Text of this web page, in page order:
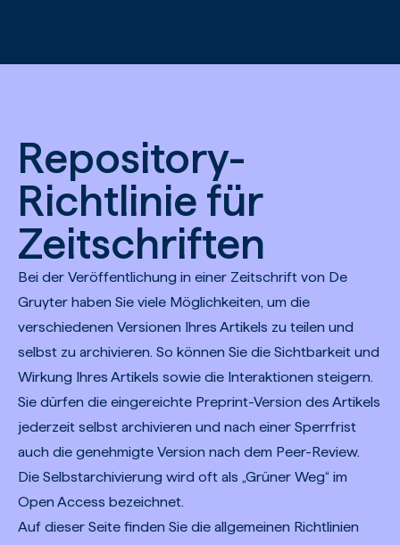
Repository-
Richtlinie für
Zeitschriften
Bei der Veröffentlichung in einer Zeitschrift von De
Gruyter haben Sie viele Möglichkeiten, um die
verschiedenen Versionen Ihres Artikels zu teilen und
selbst zu archivieren. So können Sie die Sichtbarkeit und
Wirkung Ihres Artikels sowie die Interaktionen steigern.
Sie dürfen die eingereichte Preprint-Version des Artikels
jederzeit selbst archivieren und nach einer Sperrfrist
auch die genehmigte Version nach dem Peer-Review.
Die Selbstarchivierung wird oft als „Grüner Weg“ im
Open Access bezeichnet.
Auf dieser Seite finden Sie die allgemeinen Richtlinien